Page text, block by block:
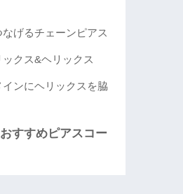
げるチェーンピアス
クス&ヘリックス
ンにヘリックスを脇
すすめピアスコー